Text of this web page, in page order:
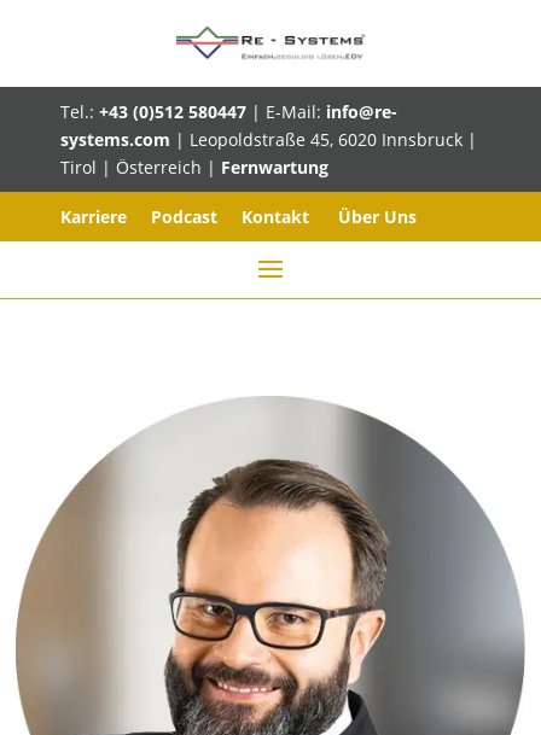
Tel.: +43 (0)512 580447 | E-Mail: info@re-
systems.com | Leopoldstraße 45, 6020 Innsbruck |
Tirol | Österreich | Fernwartung
Karriere Podcast Kontakt Über Uns